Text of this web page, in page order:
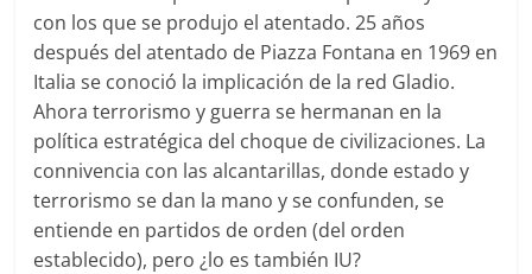
con los que se produjo el atentado. 25 años
después del atentado de Piazza Fontana en 1969 en
Italia se conoció la implicación de la red Gladio.
Ahora terrorismo y guerra se hermanan en la
política estratégica del choque de civilizaciones. La
connivencia con las alcantarillas, donde estado y
terrorismo se dan la mano y se confunden, se
entiende en partidos de orden (del orden
establecido), pero ¿lo es también IU?